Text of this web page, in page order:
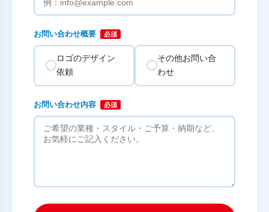
お問い合わせ概要 必須
ロゴのデザイン
依頼
その他お問い合
わせ
お問い合わせ内容 必須